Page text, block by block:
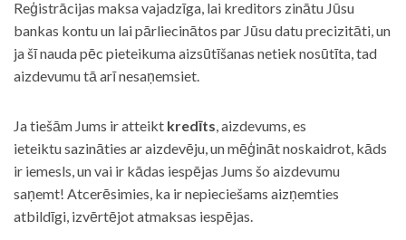
Reģistrācijas maksa vajadzīga, lai kreditors zinātu Jūsu
bankas kontu un lai pārliecinātos par Jūsu datu precizitāti, un
ja šī nauda pēc pieteikuma aizsūtīšanas netiek nosūtīta, tad
aizdevumu tā arī nesaņemsiet.
Ja tiešām Jums ir atteikt kredīts, aizdevums, es
ieteiktu sazināties ar aizdevēju, un mēģināt noskaidrot, kāds
ir iemesls, un vai ir kādas iespējas Jums šo aizdevumu
saņemt! Atcerēsimies, ka ir nepieciešams aizņemties
atbildīgi, izvērtējot atmaksas iespējas.